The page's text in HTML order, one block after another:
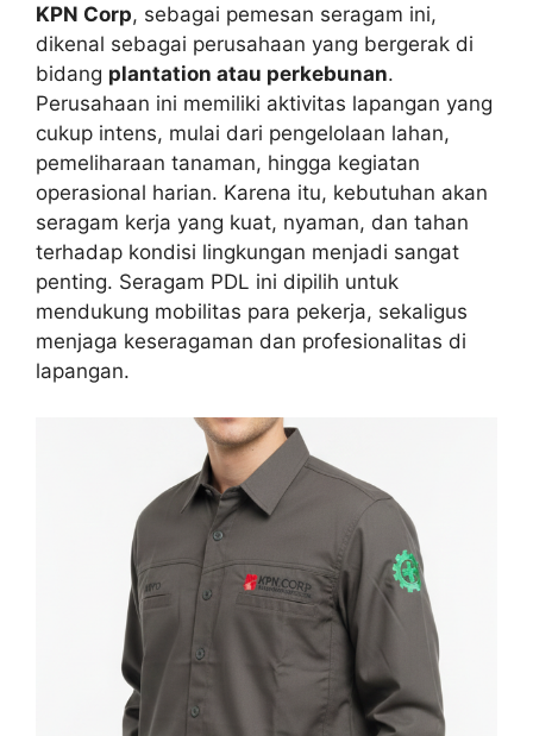
KPN Corp, sebagai pemesan seragam ini,
dikenal sebagai perusahaan yang bergerak di
bidang plantation atau perkebunan.
Perusahaan ini memiliki aktivitas lapangan yang
cukup intens, mulai dari pengelolaan lahan,
pemeliharaan tanaman, hingga kegiatan
operasional harian. Karena itu, kebutuhan akan
seragam kerja yang kuat, nyaman, dan tahan
terhadap kondisi lingkungan menjadi sangat
penting. Seragam PDL ini dipilih untuk
mendukung mobilitas para pekerja, sekaligus
menjaga keseragaman dan profesionalitas di
lapangan.